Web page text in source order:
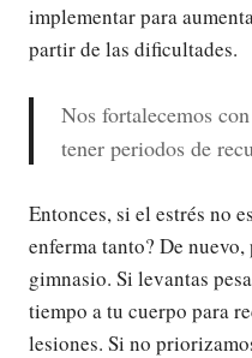
implementar para
partir de las dificultades.
Nos fortalecemos
tener periodos de
Entonces, si el estrés no
enferma tanto? De
gimnasio. Si levantas
tiempo a tu cuerpo para
lesiones. Si no